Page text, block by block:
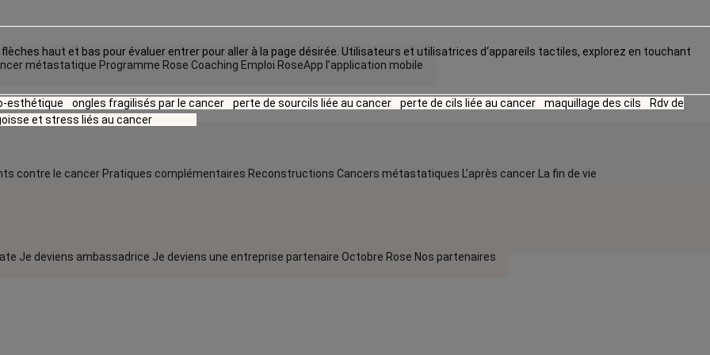
métastatique Programme Rose Coaching Emploi RoseApp l’application mobile
contre le cancer Pratiques complémentaires Reconstructions Cancers métastatiques L’après cancer La fin de vie
Je deviens ambassadrice Je deviens une entreprise partenaire Octobre Rose Nos partenaires
haut et bas pour évaluer entrer pour aller à la page désirée. Utilisateurs et utilisatrices d‘appareils tactiles, explorez en touchant
esthétique ongles fragilisés par le cancer perte de sourcils liée au cancer perte de cils liée au cancer maquillage des cils
Rdv de
et stress liés au cancer